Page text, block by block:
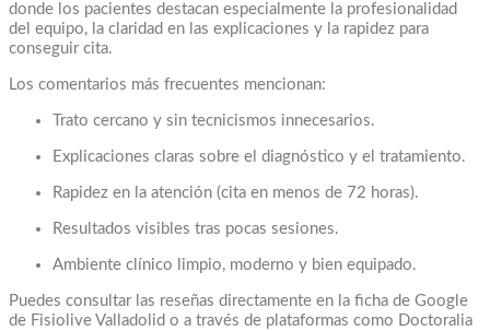
donde los pacientes destacan especialmente la profesionalidad
del equipo, la claridad en las explicaciones y la rapidez para
conseguir cita.
Los comentarios más frecuentes mencionan:
Trato cercano y sin tecnicismos innecesarios.
Explicaciones claras sobre el diagnóstico y el tratamiento.
Rapidez en la atención (cita en menos de 72 horas).
Resultados visibles tras pocas sesiones.
Ambiente clínico limpio, moderno y bien equipado.
Puedes consultar las reseñas directamente en la ficha de Google
de Fisiolive Valladolid o a través de plataformas como Doctoralia